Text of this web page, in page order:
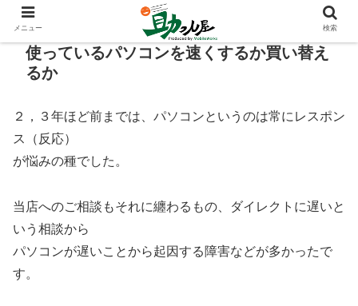
使っているパソコンを速くするか買い替え
るか
２，３年ほど前までは、パソコンというのは常にレスポン
ス（反応）
が悩みの種でした。
当店へのご相談もそれに纏わるもの、ダイレクトに遅いと
いう相談から
パソコンが遅いことから起因する障害などが多かったで
す。
メニュー 検索